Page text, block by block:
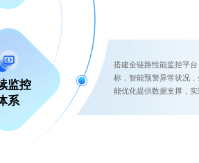
监控
系
搭建全链路性能监控平
标，智能预警异常状况
能优化提供数据支撑，实